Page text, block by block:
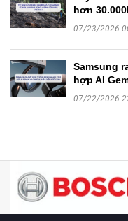
hơn
07/23/2026
Samsung
hợp AI
07/22/2026